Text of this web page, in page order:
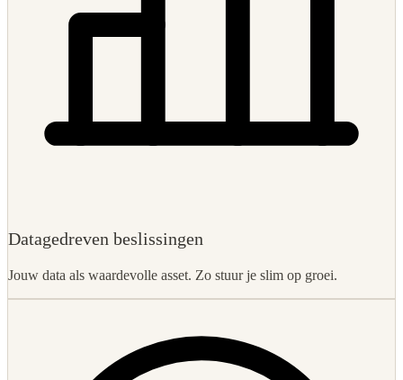
Datagedreven beslissingen
Jouw data als waardevolle asset. Zo stuur je slim op groei.